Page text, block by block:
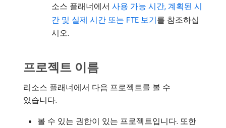
소스 플래너에서 사용 가능 시간, 계획된 시
간 및 실제 시간 또는 FTE 보기를 참조하십
시오.
프로젝트 이름
리소스 플래너에서 다음 프로젝트를 볼 수
있습니다.
볼 수 있는 권한이 있는 프로젝트입니다. 또한